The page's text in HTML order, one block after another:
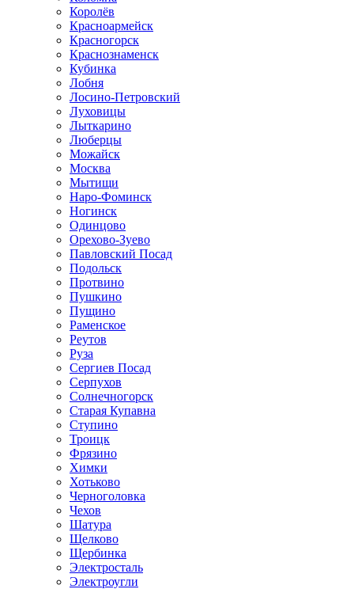
Королёв
Красноармейск
Красногорск
Краснознаменск
Кубинка
Лобня
Лосино-Петровский
Луховицы
Лыткарино
Люберцы
Можайск
Москва
Мытищи
Наро-Фоминск
Ногинск
Одинцово
Орехово-Зуево
Павловский Посад
Подольск
Протвино
Пушкино
Пущино
Раменское
Реутов
Руза
Сергиев Посад
Серпухов
Солнечногорск
Старая Купавна
Ступино
Троицк
Фрязино
Химки
Хотьково
Черноголовка
Чехов
Шатура
Щелково
Щербинка
Электросталь
Электроугли